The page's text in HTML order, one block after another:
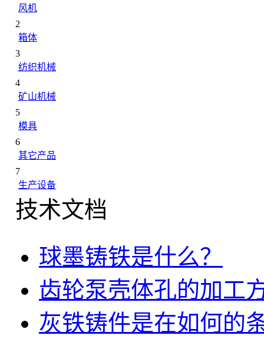
风机
2
箱体
3
纺织机械
4
矿山机械
5
模具
6
其它产品
7
生产设备
技术文档
球墨铸铁是什么？
齿轮泵壳体孔的加工
灰铁铸件是在如何的